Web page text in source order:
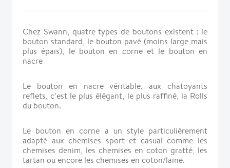
Chez Swann, quatre types de boutons existent : le
bouton standard, le bouton pavé (moins large mais
plus épais), le bouton en corne et le bouton en
nacre
Le bouton en nacre véritable, aux chatoyants
reflets, c’est le plus élégant, le plus raffiné, la Rolls
du bouton.
Le bouton en corne a un style particulièrement
adapté aux chemises sport et casual comme les
chemises denim, les chemises en coton gratté, les
tartan ou encore les chemises en coton/laine.